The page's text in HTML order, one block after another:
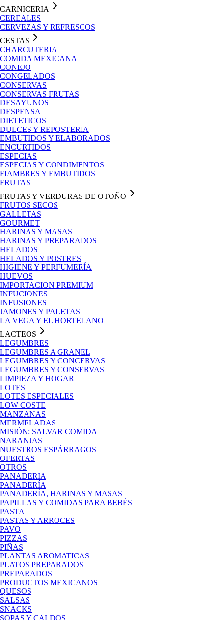
CARNICERIA
CEREALES
CERVEZAS Y REFRESCOS
CESTAS
CHARCUTERIA
COMIDA MEXICANA
CONEJO
CONGELADOS
CONSERVAS
CONSERVAS FRUTAS
DESAYUNOS
DESPENSA
DIETETICOS
DULCES Y REPOSTERIA
EMBUTIDOS Y ELABORADOS
ENCURTIDOS
ESPECIAS
ESPECIAS Y CONDIMENTOS
FIAMBRES Y EMBUTIDOS
FRUTAS
FRUTAS Y VERDURAS DE OTOÑO
FRUTOS SECOS
GALLETAS
GOURMET
HARINAS Y MASAS
HARINAS Y PREPARADOS
HELADOS
HELADOS Y POSTRES
HIGIENE Y PERFUMERÍA
HUEVOS
IMPORTACION PREMIUM
INFUCIONES
INFUSIONES
JAMONES Y PALETAS
LA VEGA Y EL HORTELANO
LACTEOS
LEGUMBRES
LEGUMBRES A GRANEL
LEGUMBRES Y CONCERVAS
LEGUMBRES Y CONSERVAS
LIMPIEZA Y HOGAR
LOTES
LOTES ESPECIALES
LOW COSTE
MANZANAS
MERMELADAS
MISIÓN: SALVAR COMIDA
NARANJAS
NUESTROS ESPÁRRAGOS
OFERTAS
OTROS
PANADERIA
PANADERÍA
PANADERÍA, HARINAS Y MASAS
PAPILLAS Y COMIDAS PARA BEBÉS
PASTA
PASTAS Y ARROCES
PAVO
PIZZAS
PIÑAS
PLANTAS AROMATICAS
PLATOS PREPARADOS
PREPARADOS
PRODUCTOS MEXICANOS
QUESOS
SALSAS
SNACKS
SOPAS Y CALDOS